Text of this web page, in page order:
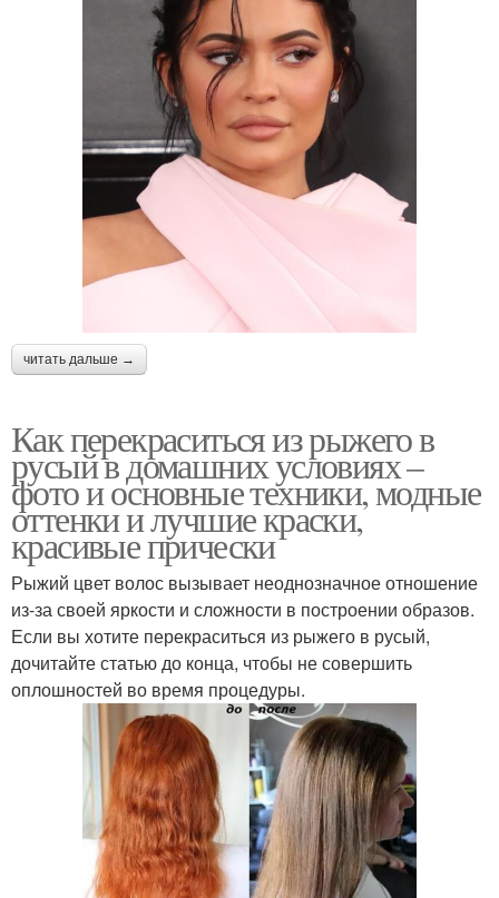
читать дальше →
Как перекраситься из рыжего в
русый в домашних условиях –
фото и основные техники, модные
оттенки и лучшие краски,
красивые прически
Рыжий цвет волос вызывает неоднозначное отношение
из-за своей яркости и сложности в построении образов.
Если вы хотите перекраситься из рыжего в русый,
дочитайте статью до конца, чтобы не совершить
оплошностей во время процедуры.